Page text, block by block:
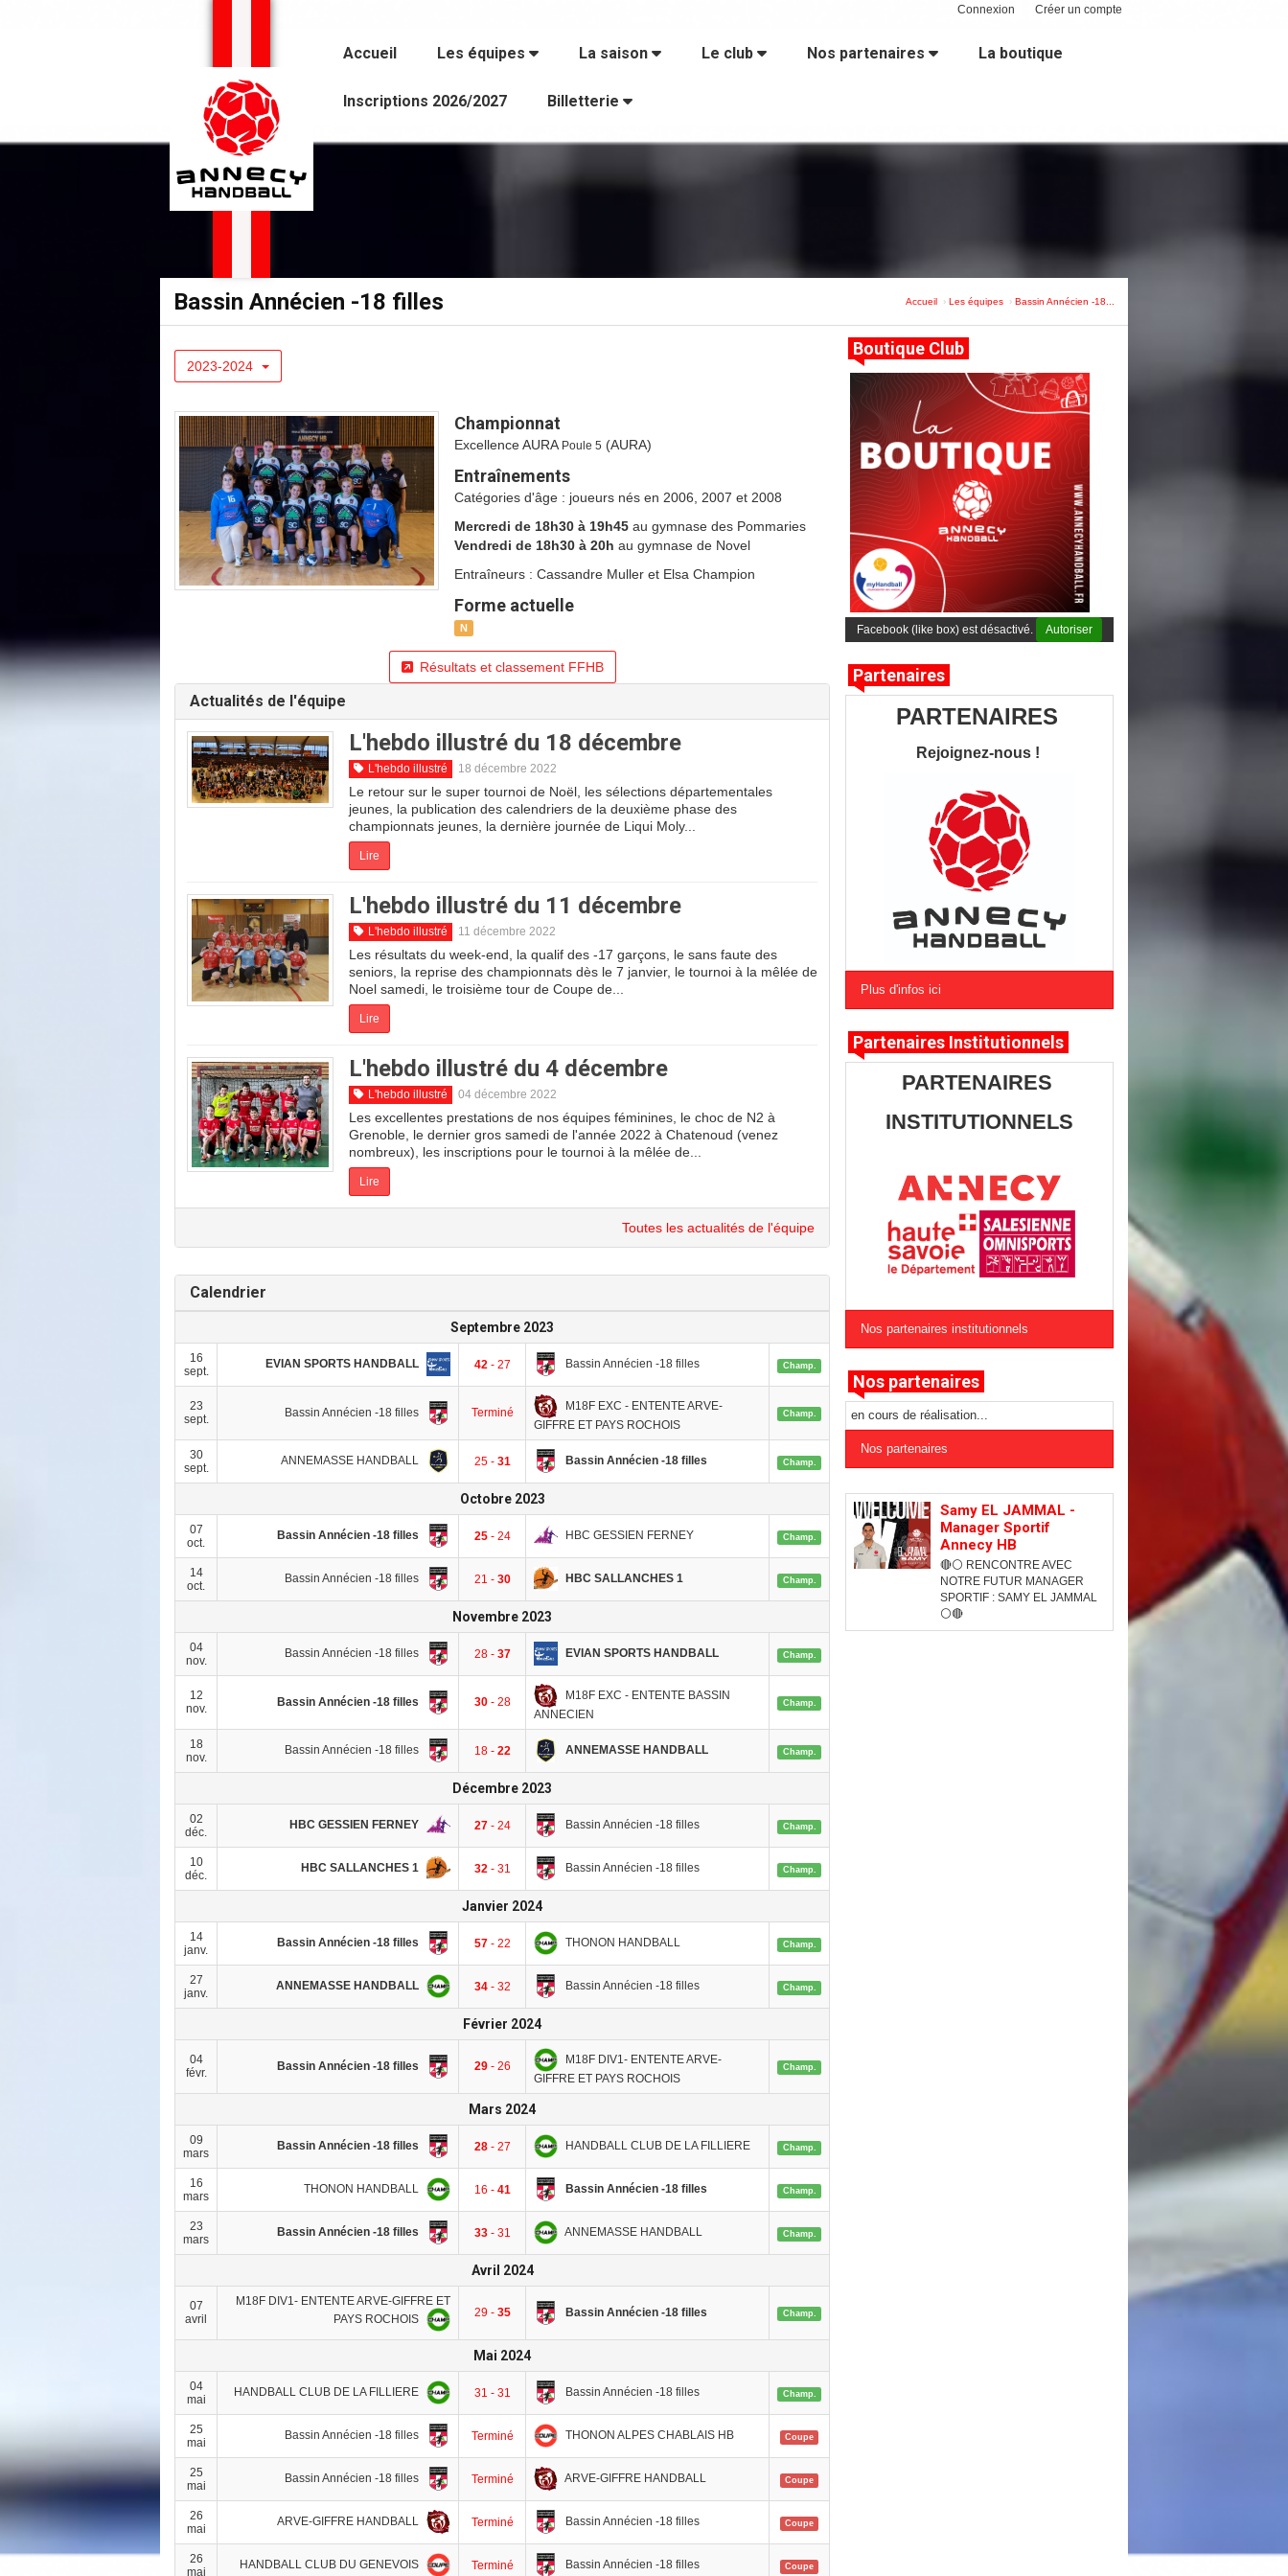
Connexion Créer un compte
Accueil Les équipes La saison Le club Nos partenaires La boutique
Inscriptions 2026/2027 Billetterie
Bassin Annécien -18 filles Accueil Les équipes Bassin Annécien -18...
2023-2024
Championnat
Excellence AURA Poule 5 (AURA)
Entraînements
Catégories d'âge : joueurs nés en 2006, 2007 et 2008
Mercredi de 18h30 à 19h45au gymnase des Pommaries
Vendredi de 18h30 à 20h au gymnase de Novel
Entraîneurs : Cassandre Muller et Elsa Champion
Forme actuelle
N
Résultats et classement FFHB
Actualités de l'équipe
L'hebdo illustré du 18 décembre
L'hebdo illustré 18 décembre 2022
Le retour sur le super tournoi de Noël, les sélections départementales
jeunes, la publication des calendriers de la deuxième phase des
championnats jeunes, la dernière journée de Liqui Moly...
Lire
L'hebdo illustré du 11 décembre
L'hebdo illustré 11 décembre 2022
Les résultats du week-end, la qualif des -17 garçons, le sans faute des
seniors, la reprise des championnats dès le 7 janvier, le tournoi à la mêlée de
Noel samedi, le troisième tour de Coupe de...
Lire
L'hebdo illustré du 4 décembre
L'hebdo illustré 04 décembre 2022
Les excellentes prestations de nos équipes féminines, le choc de N2 à
Grenoble, le dernier gros samedi de l'année 2022 à Chatenoud (venez
nombreux), les inscriptions pour le tournoi à la mêlée de...
Lire
Toutes les actualités de l'équipe
Calendrier
Septembre 2023
16
sept.
EVIAN SPORTS HANDBALL 42- 27 Bassin Annécien -18 filles Champ.
23
sept.
Bassin Annécien -18 filles Terminé
M18F EXC - ENTENTE ARVE-
GIFFRE ET PAYS ROCHOIS
Champ.
30
sept.
ANNEMASSE HANDBALL 25 - 31 Bassin Annécien -18 filles Champ.
Octobre 2023
07
oct.
Bassin Annécien -18 filles 25- 24 HBC GESSIEN FERNEY Champ.
14
oct.
Bassin Annécien -18 filles 21 - 30 HBC SALLANCHES 1 Champ.
Novembre 2023
04
nov.
Bassin Annécien -18 filles 28 - 37 EVIAN SPORTS HANDBALL Champ.
12
nov.
Bassin Annécien -18 filles 30- 28
M18F EXC - ENTENTE BASSIN
ANNECIEN
Champ.
18
nov.
Bassin Annécien -18 filles 18 - 22 ANNEMASSE HANDBALL Champ.
Décembre 2023
02
déc.
HBC GESSIEN FERNEY 27- 24 Bassin Annécien -18 filles Champ.
10
déc.
HBC SALLANCHES 1 32- 31 Bassin Annécien -18 filles Champ.
Janvier 2024
14
janv.
Bassin Annécien -18 filles 57- 22 THONON HANDBALL Champ.
27
janv.
ANNEMASSE HANDBALL 34- 32 Bassin Annécien -18 filles Champ.
Février 2024
04
févr.
Bassin Annécien -18 filles 29- 26
M18F DIV1- ENTENTE ARVE-
GIFFRE ET PAYS ROCHOIS
Champ.
Mars 2024
09
mars
Bassin Annécien -18 filles 28- 27 HANDBALL CLUB DE LA FILLIERE Champ.
16
mars
THONON HANDBALL 16 - 41 Bassin Annécien -18 filles Champ.
23
mars
Bassin Annécien -18 filles 33- 31 ANNEMASSE HANDBALL Champ.
Avril 2024
07
avril
M18F DIV1- ENTENTE ARVE-GIFFRE ET
PAYS ROCHOIS
29 - 35 Bassin Annécien -18 filles Champ.
Mai 2024
04
mai
HANDBALL CLUB DE LA FILLIERE 31 - 31 Bassin Annécien -18 filles Champ.
25
mai
Bassin Annécien -18 filles Terminé THONON ALPES CHABLAIS HB Coupe
25
mai
Bassin Annécien -18 filles Terminé ARVE-GIFFRE HANDBALL Coupe
26
mai
ARVE-GIFFRE HANDBALL Terminé Bassin Annécien -18 filles Coupe
26
mai
HANDBALL CLUB DU GENEVOIS Terminé Bassin Annécien -18 filles Coupe
Boutique Club
Facebook (like box) est désactivé. Autoriser
Partenaires
PARTENAIRES
Rejoignez-nous !
Plus d'infos ici
Partenaires Institutionnels
PARTENAIRES
INSTITUTIONNELS
Nos partenaires institutionnels
Nos partenaires
en cours de réalisation...
Nos partenaires
Samy EL JAMMAL -
Manager Sportif
Annecy HB
🔴⚪ RENCONTRE AVEC
NOTRE FUTUR MANAGER
SPORTIF : SAMY EL JAMMAL
⚪🔴